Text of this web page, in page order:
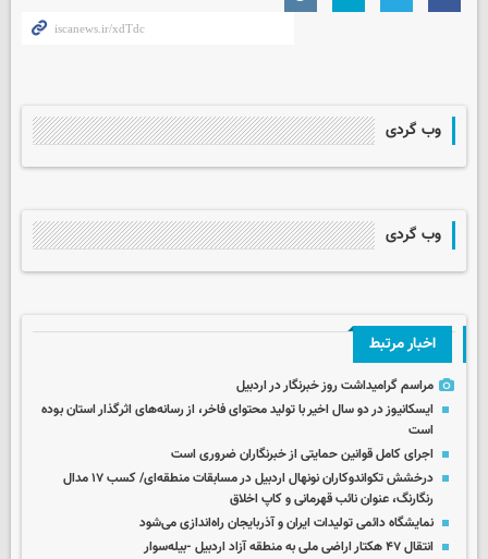
وب گردی
وب گردی
اخبار مرتبط
مراسم گرامیداشت روز خبرنگار در اردبیل
ایسکانیوز در دو سال اخیر با تولید محتوای فاخر، از رسانه‌های اثرگذار استان بوده
است
اجرای کامل قوانین حمایتی از خبرنگاران ضروری است
درخشش تکواندوکاران نونهال اردبیل در مسابقات منطقه‌ای/ کسب ۱۷ مدال
رنگارنگ، عنوان نائب قهرمانی و کاپ اخلاق
نمایشگاه دائمی تولیدات ایران و آذربایجان راه‌اندازی می‌شود
انتقال ۴۷ هکتار اراضی ملی به منطقه آزاد اردبیل -بیله‌سوار